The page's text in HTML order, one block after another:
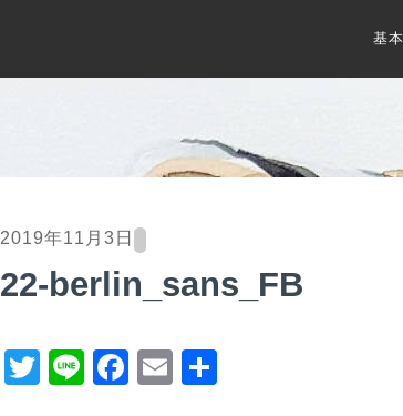
基
2019年11月3日
22-berlin_sans_FB
T
Li
F
E